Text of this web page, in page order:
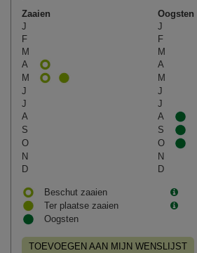
Zaaien
Oogsten
J
J
F
F
M
M
A
A
M
M
J
J
J
J
A
A
S
S
O
O
N
N
D
D
Beschut zaaien
Ter plaatse zaaien
Oogsten
TOEVOEGEN AAN MIJN WENSLIJST